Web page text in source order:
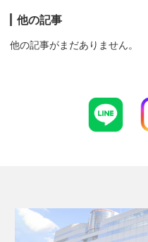
他の記事
他の記事がまだありません。